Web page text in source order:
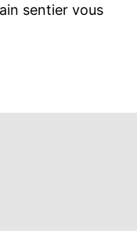
sentier vous